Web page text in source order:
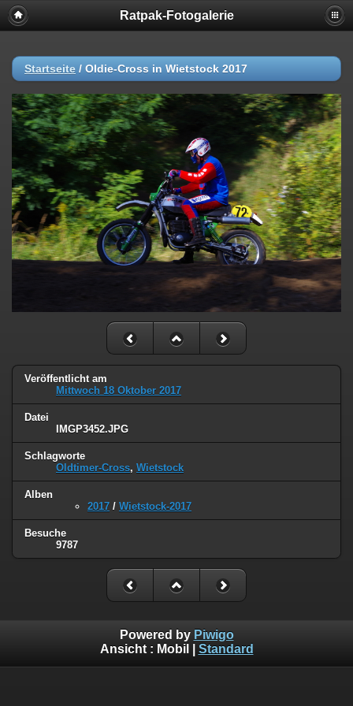
Ratpak-Fotogalerie
Startseite / Oldie-Cross in Wietstock 2017
Veröffentlicht am
Mittwoch 18 Oktober 2017
Datei
IMGP3452.JPG
Schlagworte
Oldtimer-Cross, Wietstock
Alben
2017 / Wietstock-2017
Besuche
9787
Powered by Piwigo
Ansicht : Mobil Standard